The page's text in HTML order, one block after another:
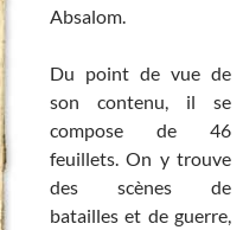
Absalom.
Du point de vue de
son contenu, il se
compose de 46
feuillets. On y trouve
des scènes de
batailles et de guerre,